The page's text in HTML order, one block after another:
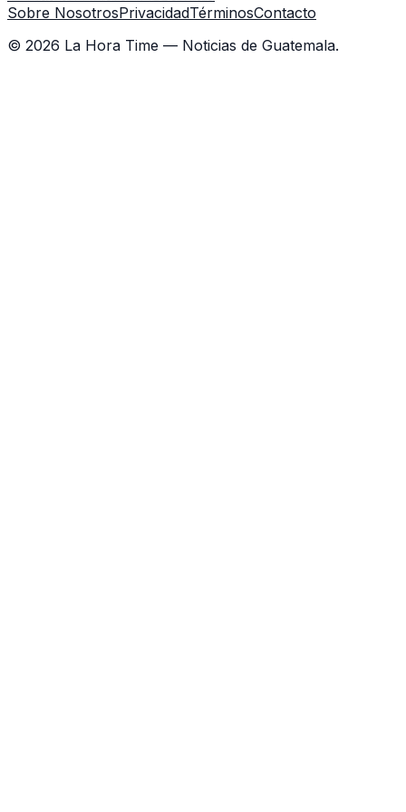
Sobre NosotrosPrivacidadTérminosContacto
© 2026 La Hora Time — Noticias de Guatemala.